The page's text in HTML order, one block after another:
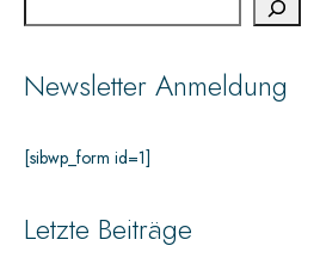
Newsletter Anmeldung
[sibwp_form id=1]
Letzte Beiträge